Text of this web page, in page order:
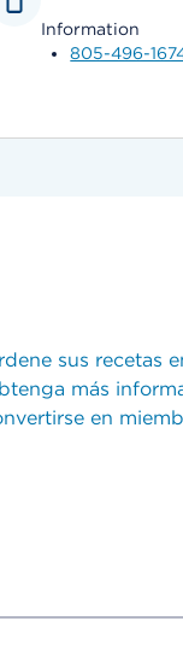
Information
805-496-
sus recetas
más
en